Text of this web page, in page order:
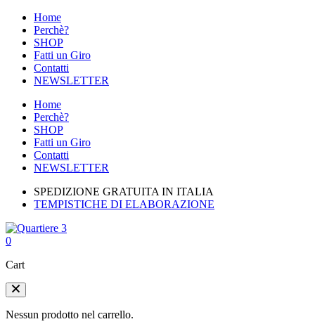
Home
Perchè?
SHOP
Fatti un Giro
Contatti
NEWSLETTER
Home
Perchè?
SHOP
Fatti un Giro
Contatti
NEWSLETTER
SPEDIZIONE GRATUITA IN ITALIA
TEMPISTICHE DI ELABORAZIONE
0
Cart
Nessun prodotto nel carrello.